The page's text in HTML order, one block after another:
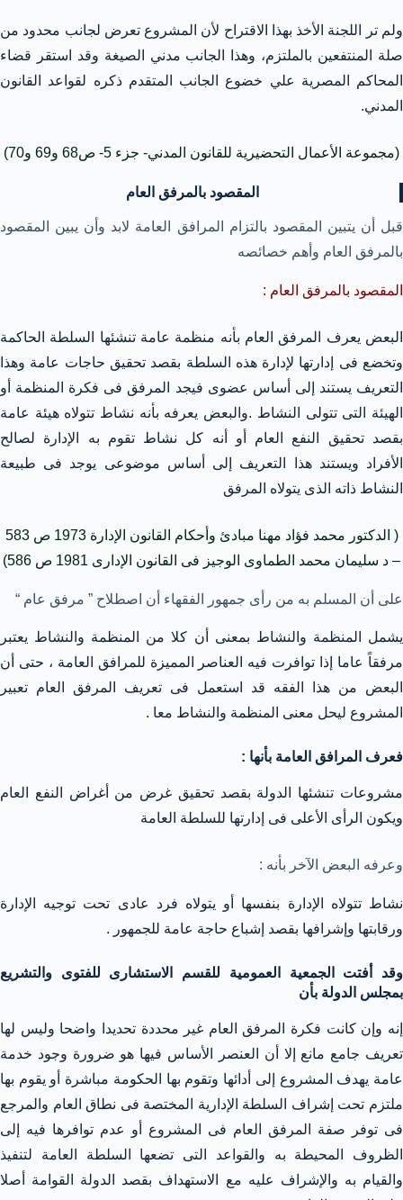
ولم تر اللجنة الأخذ بهذا الاقتراح لأن المشروع تعرض لجانب محدود من
صلة المنتفعين بالملتزم، وهذا الجانب مدني الصيغة وقد استقر قضاء
المحاكم المصرية علي خضوع الجانب المتقدم ذكره لقواعد القانون
المدني.
(مجموعة الأعمال التحضيرية للقانون المدني- جزء 5- ص68 و69 و70)
المقصود بالمرفق العام
قبل أن يتبين المقصود بالتزام المرافق العامة لابد وأن يبين المقصود
بالمرفق العام وأهم خصائصه
المقصود بالمرفق العام :
البعض يعرف المرفق العام بأنه منظمة عامة تنشئها السلطة الحاكمة
وتخضع فى إدارتها لإدارة هذه السلطة بقصد تحقيق حاجات عامة وهذا
التعريف يستند إلى أساس عضوى فيجد المرفق فى فكرة المنظمة أو
الهيئة التى تتولى النشاط .والبعض يعرفه بأنه نشاط تتولاه هيئة عامة
بقصد تحقيق النفع العام أو أنه كل نشاط تقوم به الإدارة لصالح
الأفراد ويستند هذا التعريف إلى أساس موضوعى يوجد فى طبيعة
النشاط ذاته الذى يتولاه المرفق
( الدكتور محمد فؤاد مهنا مبادئ وأحكام القانون الإدارة 1973 ص 583
– د سليمان محمد الطماوى الوجيز فى القانون الإدارى 1981 ص 586)
على أن المسلم به من رأى جمهور الفقهاء أن اصطلاح ” مرفق عام “
يشمل المنظمة والنشاط بمعنى أن كلا من المنظمة والنشاط يعتبر
مرفقاً عاما إذا توافرت فيه العناصر المميزة للمرافق العامة ، حتى أن
البعض من هذا الفقه قد استعمل فى تعريف المرفق العام تعبير
المشروع ليحل معنى المنظمة والنشاط معا .
فعرف المرافق العامة بأنها :
مشروعات تنشئها الدولة بقصد تحقيق غرض من أغراض النفع العام
ويكون الرأى الأعلى فى إدارتها للسلطة العامة
وعرفه البعض الآخر بأنه :
نشاط تتولاه الإدارة بنفسها أو يتولاه فرد عادى تحت توجيه الإدارة
ورقابتها وإشرافها بقصد إشباع حاجة عامة للجمهور .
وقد أفتت الجمعية العمومية للقسم الاستشارى للفتوى والتشريع
بمجلس الدولة بأن
إنه وإن كانت فكرة المرفق العام غير محددة تحديدا واضحا وليس لها
تعريف جامع مانع إلا أن العنصر الأساس فيها هو ضرورة وجود خدمة
عامة يهدف المشروع إلى أدائها وتقوم بها الحكومة مباشرة أو يقوم بها
ملتزم تحت إشراف السلطة الإدارية المختصة فى نطاق العام والمرجع
فى توفر صفة المرفق العام فى المشروع أو عدم توافرها فيه إلى
الظروف المحيطة به والقواعد التى تضعها السلطة العامة لتنفيذ
والقيام به والإشراف عليه مع الاستهداف بقصد الدولة القوامة أصلا